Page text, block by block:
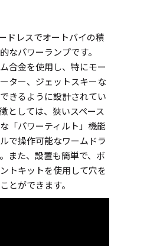
ドレスでオートバイの積
なパワーランプです。
合金を使用し、特にモー
ター、ジェットスキーな
きるように設計されてい
としては、狭いスペース
「パワーティルト」機能
で操作可能なワームドラ
また、設置も簡単で、ボ
トキットを使用して穴を
とができます。